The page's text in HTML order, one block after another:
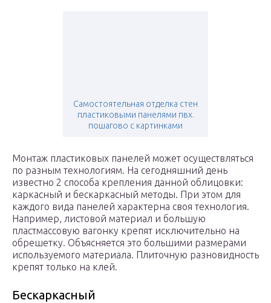
Самостоятельная отделка стен
пластиковыми панелями пвх.
пошагово с картинками
Монтаж пластиковых панелей может осуществляться
по разным технологиям. На сегодняшний день
известно 2 способа крепления данной облицовки:
каркасный и бескаркасный методы. При этом для
каждого вида панелей характерна своя технология.
Например, листовой материал и большую
пластмассовую вагонку крепят исключительно на
обрешетку. Объясняется это большими размерами
используемого материала. Плиточную разновидность
крепят только на клей.
Бескаркасный